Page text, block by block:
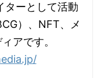
ターとして活動
）、NFT、メ
アです。